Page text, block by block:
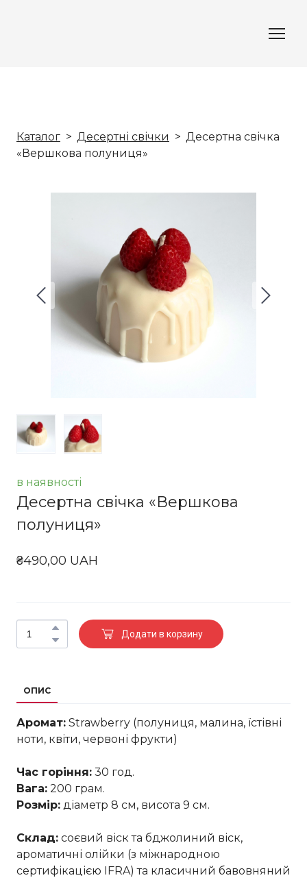
Каталог Десертні свічки
Десертна свічка
«Вершкова полуниця»
в наявності
Десертна свічка «Вершкова
полуниця»
₴490,00 UAH
Додати в корзину
ОПИС
Аромат: Strawberry (полуниця, малина, їстівні
ноти, квіти, червоні фрукти)
Час горіння: 30 год.
Вага: 200 грам.
Розмір: діаметр 8 см, висота 9 см.
Склад: соєвий віск та бджолиний віск,
ароматичні олійки (з міжнародною
сертифікацією IFRA) та класичний бавовняний